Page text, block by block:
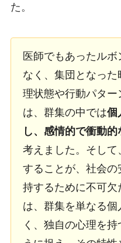
た。
医師でもあったル
なく、集団となっ
理状態や行動パタ
は、群集の中では個
し、感情的で衝動的
考えました。そして
することが、社会
持するために不可
は、群集を単なる
く、独自の心理を